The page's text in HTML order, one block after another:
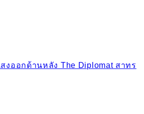
งออกด้านหลัง The Diplomat สาทร